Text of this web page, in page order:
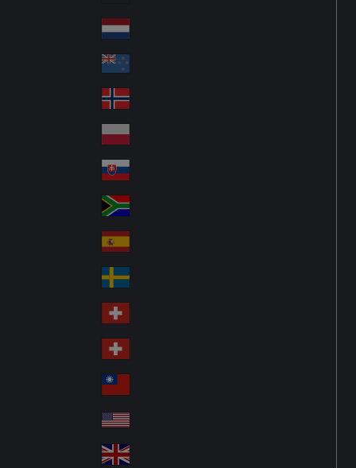
Lat
in
A
me
ric
a
Ne
the
rla
nd
s
Ne
w
Ze
ala
nd
No
rw
ay
Pol
an
d
Slo
va
kia
So
uth
Af
ric
a
Sp
ain
Sw
ed
en
Sw
itz
erl
an
d
Sw
itz
erl
an
d
wa
n
A